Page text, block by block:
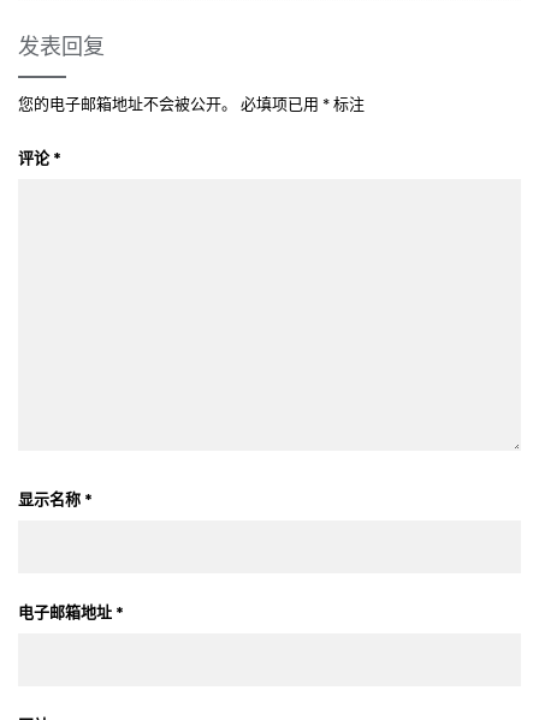
发表回复
您的电子邮箱地址不会被公开。 必填项已用 *标注
评论*
显示名称 *
电子邮箱地址 *